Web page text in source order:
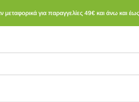
μεταφορικά για παραγγελίες 49€ και άνω και